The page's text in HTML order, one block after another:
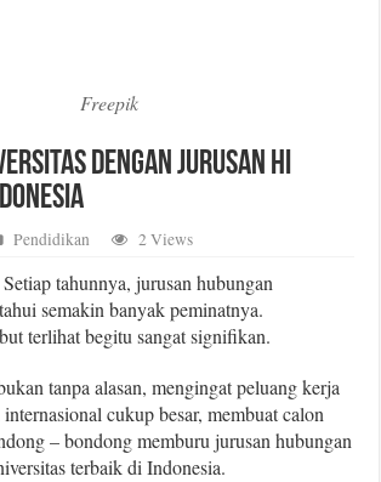
Freepik
dengan Jurusan HI
Pendidikan 2 Views
tahunnya, jurusan hubungan
semakin banyak peminatnya.
terlihat begitu sangat signifikan.
tanpa alasan, mengingat peluang kerja
cukup besar, membuat calon
– bondong memburu jurusan hubungan
terbaik di Indonesia.